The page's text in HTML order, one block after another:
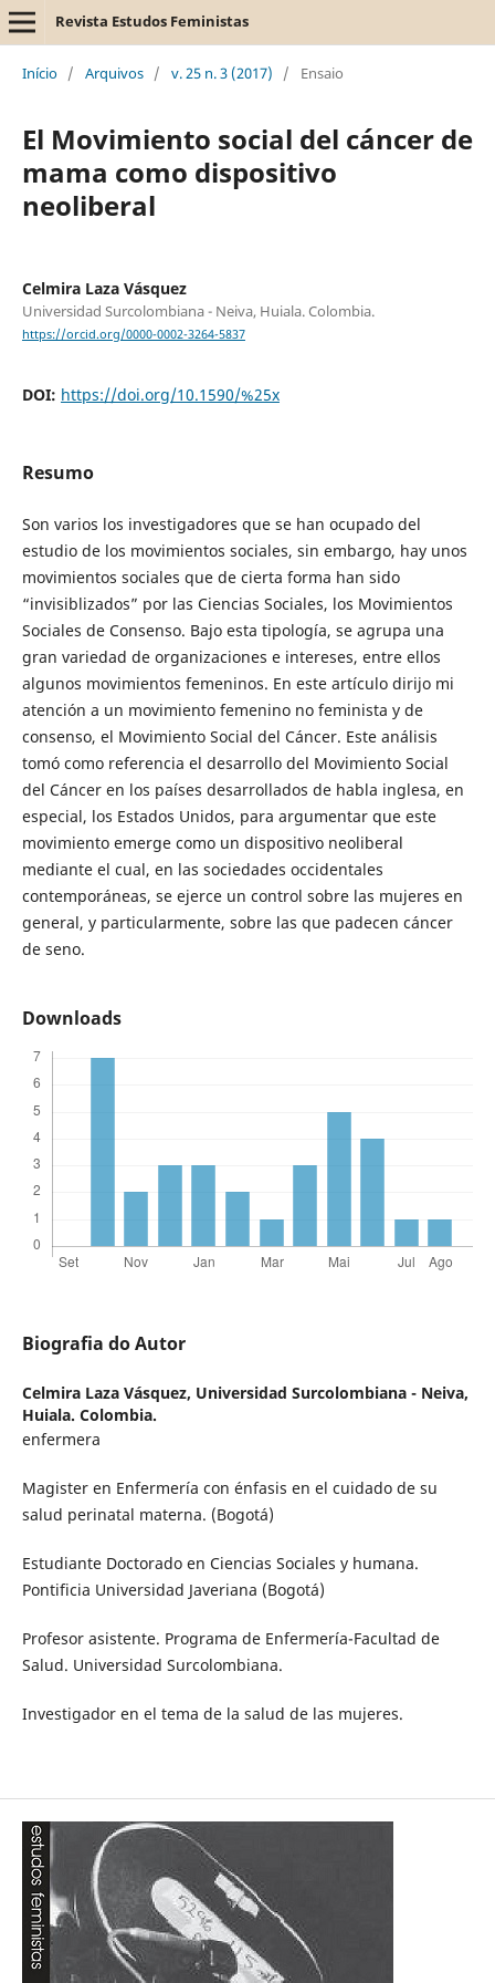
Revista Estudos Feministas
Início / Arquivos / v. 25 n. 3 (2017) / Ensaio
El Movimiento social del cáncer de
mama como dispositivo
neoliberal
Celmira Laza Vásquez
Universidad Surcolombiana - Neiva, Huiala. Colombia.
https://orcid.org/0000-0002-3264-5837
DOI: https://doi.org/10.1590/%25x
Resumo
Son varios los investigadores que se han ocupado del
estudio de los movimientos sociales, sin embargo, hay unos
movimientos sociales que de cierta forma han sido
“invisiblizados” por las Ciencias Sociales, los Movimientos
Sociales de Consenso. Bajo esta tipología, se agrupa una
gran variedad de organizaciones e intereses, entre ellos
algunos movimientos femeninos. En este artículo dirijo mi
atención a un movimiento femenino no feminista y de
consenso, el Movimiento Social del Cáncer. Este análisis
tomó como referencia el desarrollo del Movimiento Social
del Cáncer en los países desarrollados de habla inglesa, en
especial, los Estados Unidos, para argumentar que este
movimiento emerge como un dispositivo neoliberal
mediante el cual, en las sociedades occidentales
contemporáneas, se ejerce un control sobre las mujeres en
general, y particularmente, sobre las que padecen cáncer
de seno.
Downloads
Biografia do Autor
Celmira Laza Vásquez, Universidad Surcolombiana - Neiva,
Huiala. Colombia.
enfermera
Magister en Enfermería con énfasis en el cuidado de su
salud perinatal materna. (Bogotá)
Estudiante Doctorado en Ciencias Sociales y humana.
Pontificia Universidad Javeriana (Bogotá)
Profesor asistente. Programa de Enfermería-Facultad de
Salud. Universidad Surcolombiana.
Investigador en el tema de la salud de las mujeres.